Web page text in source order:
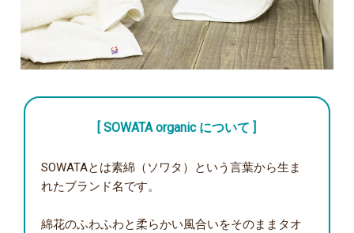
[ SOWATA organic について ]
SOWATAとは素綿（ソワタ）という言葉から生ま
れたブランド名です。
綿花のふわふわと柔らかい風合いをそのままタオ